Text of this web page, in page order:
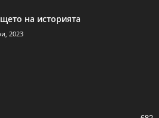
на историята
2023